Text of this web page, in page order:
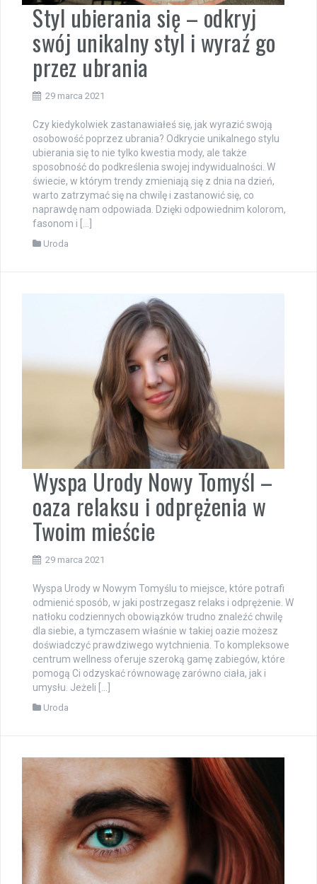
Styl ubierania się – odkryj
swój unikalny styl i wyraź go
przez ubrania
29 marca 2021
Czy kiedykolwiek zastanawiałeś się, jak wyrazić swoją
osobowość poprzez ubrania? Odkrycie unikalnego stylu
ubierania się to nie tylko kwestia mody, ale także
sposobność do podkreślenia swojej indywidualności. W
świecie, w którym trendy zmieniają się z dnia na dzień,
warto zatrzymać się na chwilę i zastanowić się, co
naprawdę nam odpowiada. Dzięki odpowiednim kolorom,
fasonom i […]
Uroda
Wyspa Urody Nowy Tomyśl –
oaza relaksu i odprężenia w
Twoim mieście
29 marca 2021
Wyspa Urody w Nowym Tomyślu to miejsce, które potrafi
odmienić sposób, w jaki postrzegasz relaks i odprężenie. W
natłoku codziennych obowiązków trudno znaleźć chwilę
dla siebie, a tymczasem właśnie w takiej oazie możesz
doświadczyć prawdziwego wytchnienia. To kompleksowe
centrum wellness oferuje szeroką gamę zabiegów, które
pomogą Ci odzyskać równowagę zarówno ciała, jak i
umysłu. Jeżeli […]
Uroda